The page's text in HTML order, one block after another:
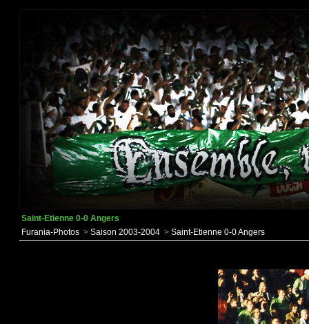
Saint-Etienne 0-0 Angers
Furania-Photos > Saison 2003-2004 > Saint-Etienne 0-0 Angers